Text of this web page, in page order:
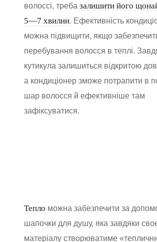
волоссі, треба залишити його
5—7 хвилин. Ефективність
можна підвищити, якщо
перебування волосся в теплі.
кутикула залишиться відкритою
а кондиціонер зможе потрапити в
шар волосся й ефективніше там
зафіксуватися.
Тепло можна забезпечити за
шапочки для душу, яка завдяки
матеріалу створюватиме